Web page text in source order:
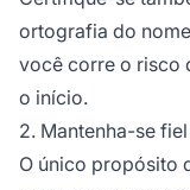
ortografia do
você corre o risco
o início.
2. Mantenha-se
O único propósito